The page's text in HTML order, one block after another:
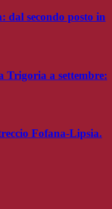
dal secondo posto in
Trigoria a settembre:
Fofana-Lipsia.